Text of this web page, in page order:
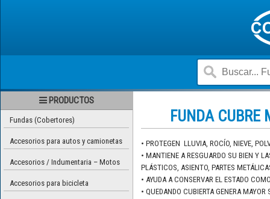
PRODUCTOS
Fundas (Cobertores)
Accesorios para autos y camionetas
Accesorios / Indumentaria – Motos
Accesorios para bicicleta
FUNDA
• PROTEGEN LLUVIA, ROCÍO, NIEVE,
• MANTIENE A RESGUARDO SU BIEN Y
PLÁSTICOS, ASIENTO, PARTES
• AYUDA A CONSERVAR EL ESTADO
• QUEDANDO CUBIERTA GENERA